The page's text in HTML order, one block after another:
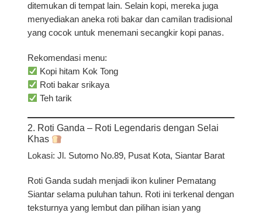
ditemukan di tempat lain. Selain kopi, mereka juga
menyediakan aneka roti bakar dan camilan tradisional
yang cocok untuk menemani secangkir kopi panas.
Rekomendasi menu:
Kopi hitam Kok Tong
Roti bakar srikaya
Teh tarik
2. Roti Ganda – Roti Legendaris dengan Selai
Khas
Lokasi: Jl. Sutomo No.89, Pusat Kota, Siantar Barat
Roti Ganda sudah menjadi ikon kuliner Pematang
Siantar selama puluhan tahun. Roti ini terkenal dengan
teksturnya yang lembut dan pilihan isian yang